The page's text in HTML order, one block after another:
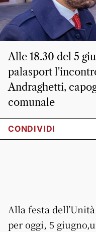
Alle 18.30 del 5
palasport
Andraghetti,
comunale
CONDIVIDI
Alla festa
per oggi, 5